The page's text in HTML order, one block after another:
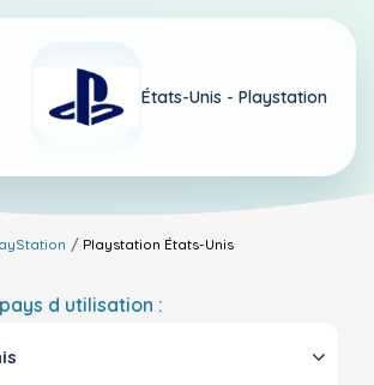
États-Unis - Playstation
Playstation États-Unis
d utilisation :